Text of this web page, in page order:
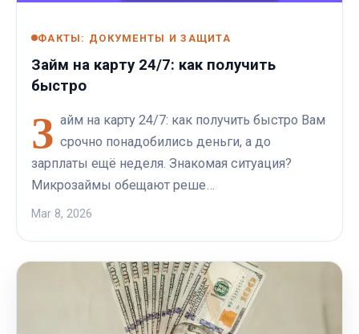
ФАКТЫ: ДОКУМЕНТЫ И ЗАЩИТА
Займ на карту 24/7: как получить
быстро
З айм на карту 24/7: как получить быстро Вам
срочно понадобились деньги, а до
зарплаты ещё неделя. Знакомая ситуация?
Микрозаймы обещают реше…
Mar 8, 2026